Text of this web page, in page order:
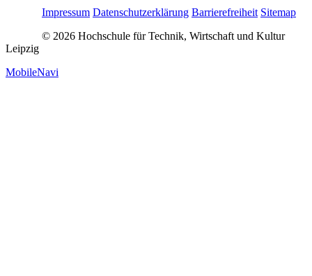
Impressum Datenschutzerklärung Barrierefreiheit Sitemap
© 2026 Hochschule für Technik, Wirtschaft und Kultur
Leipzig
MobileNavi